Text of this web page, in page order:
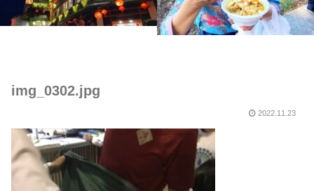
img_0302.jpg
2022.11.23